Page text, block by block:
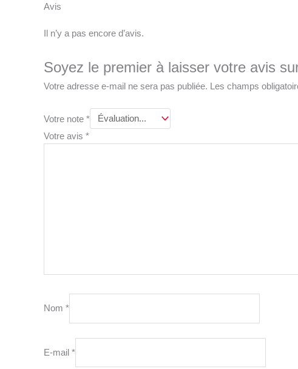
Avis
Il n’y a pas encore d’avis.
Soyez le premier à laisser votre avis
Votre adresse e-mail ne sera pas publiée. Les champs
Votre note *
Votre avis *
Nom *
E-mail *